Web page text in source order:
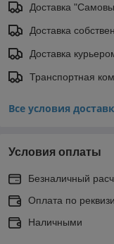
Доставка
Доставка
Доставка
Транспортная
Все условия
Условия оплаты
Безналичный
Оплата по
Наличными